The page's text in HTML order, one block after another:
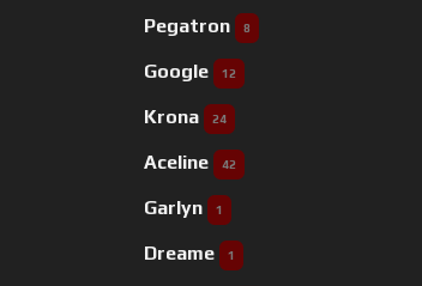
Pegatron 8
Google 12
Krona 24
Aceline 42
Garlyn 1
Dreame 1